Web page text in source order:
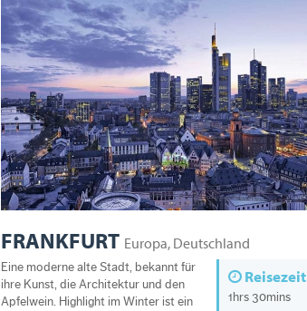
FRANKFURT Europa, Deutschland
Reisezeit
1hrs 30mins
Eine moderne alte Stadt, bekannt für
ihre Kunst, die Architektur und den
Apfelwein. Highlight im Winter ist ein